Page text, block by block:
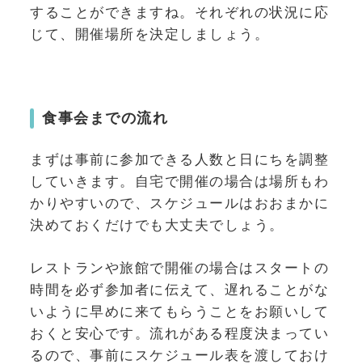
することができますね。それぞれの状況に応
じて、開催場所を決定しましょう。
食事会までの流れ
まずは事前に参加できる人数と日にちを調整
していきます。自宅で開催の場合は場所もわ
かりやすいので、スケジュールはおおまかに
決めておくだけでも大丈夫でしょう。
レストランや旅館で開催の場合はスタートの
時間を必ず参加者に伝えて、遅れることがな
いように早めに来てもらうことをお願いして
おくと安心です。流れがある程度決まってい
るので、事前にスケジュール表を渡しておけ